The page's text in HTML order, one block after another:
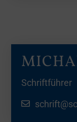
Schriftführer